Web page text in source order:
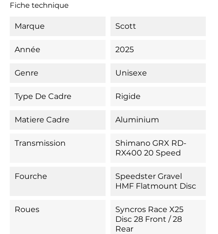
Fiche technique
Marque Scott
Année 2025
Genre Unisexe
Type De Cadre Rigide
Matiere Cadre Aluminium
Transmission
Shimano GRX RD-
RX400 20 Speed
Fourche
Speedster Gravel
HMF Flatmount Disc
Roues
Syncros Race X25
Disc 28 Front / 28
Rear